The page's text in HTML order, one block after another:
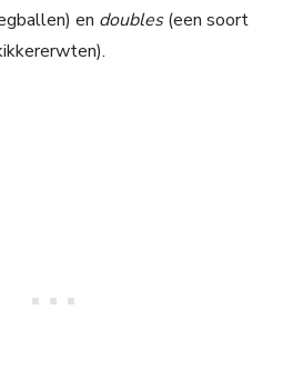
en doubles(een soort